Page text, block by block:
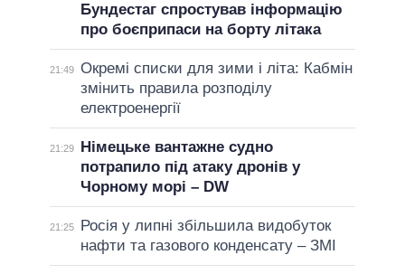
Бундестаг спростував інформацію
про боєприпаси на борту літака
21:49 Окремі списки для зими і літа: Кабмін
змінить правила розподілу
електроенергії
21:29
Німецьке вантажне судно
потрапило під атаку дронів у
Чорному морі – DW
21:25
Росія у липні збільшила видобуток
нафти та газового конденсату – ЗМІ